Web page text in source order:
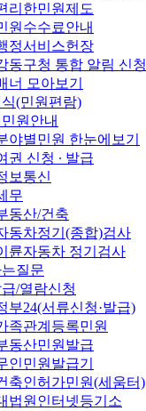
리한민원제도
원수수료안내
정서비스헌장
동구청 통합 알림 신청
너 모아보기
(민원편람)
원안내
야별민원 한눈에보기
권 신청 ∙ 발급
보통신
무
동산/건축
동차정기(종합)검사
륜자동차 정기검사
질문
/열람신청
부24(서류신청·발급)
족관계등록민원
동산민원발급
인민원발급기
축인허가민원(세움터)
법원인터넷등기소